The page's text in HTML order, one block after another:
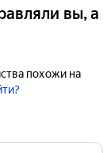
вы, а
похожи на